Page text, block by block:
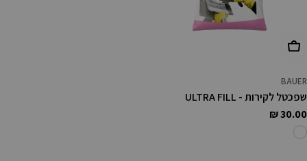
הוסף לעגלה
BAUER
שפכטל לקירות - ULTRA FILL
מחיר
רגיל
30.00 ₪